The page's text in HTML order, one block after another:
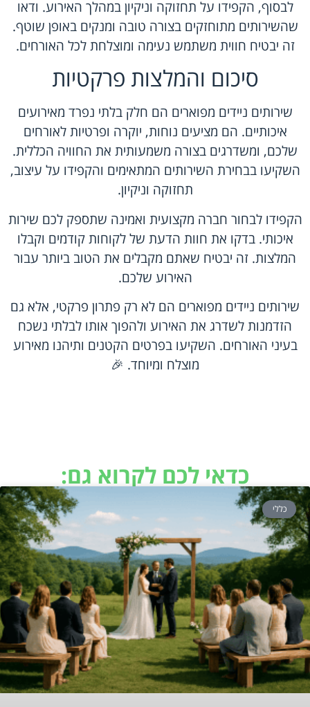
לבסוף, הקפידו על תחזוקה וניקיון במהלך האירוע. ודאו
שהשירותים מתוחזקים בצורה טובה ומנקים באופן שוטף.
זה יבטיח חווית משתמש נעימה ומוצלחת לכל האורחים.
סיכום והמלצות פרקטיות
שירותים ניידים מפוארים הם חלק בלתי נפרד מאירועים
איכותיים. הם מציעים נוחות, יוקרה ופרטיות לאורחים
שלכם, ומשדרגים בצורה משמעותית את החוויה הכללית.
השקיעו בבחירת השירותים המתאימים והקפידו על עיצוב,
תחזוקה וניקיון.
הקפידו לבחור חברה מקצועית ואמינה שתספק לכם שירות
איכותי. בדקו את חוות הדעת של לקוחות קודמים וקבלו
המלצות. זה יבטיח שאתם מקבלים את הטוב ביותר עבור
האירוע שלכם.
שירותים ניידים מפוארים הם לא רק פתרון פרקטי, אלא גם
הזדמנות לשדרג את האירוע ולהפוך אותו לבלתי נשכח
בעיני האורחים. השקיעו בפרטים הקטנים ותיהנו מאירוע
מוצלח ומיוחד. 🎉
כדאי לכם לקרוא גם:
כללי